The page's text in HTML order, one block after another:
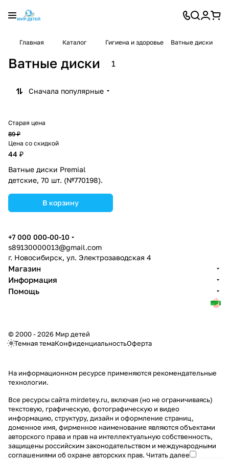
Главная Каталог Гигиена и здоровье Ватные диски
Ватные диски 1
Сначала популярные
Старая цена
89 ₽
Цена со скидкой
44 ₽
Ватные диски Premial
детские, 70 шт. (№770198).
В корзину
+7 000 000-00-10
s89130000013@gmail.com
г. Новосибирск, ул. Электрозаводская 4
Магазин
Информация
Помощь
© 2000 - 2026 Мир детей
Темная темаКонфиденциальностьОферта
На информационном ресурсе применяются рекомендательные
технологии.
Все ресурсы сайта mirdetey.ru, включая (но не ограничиваясь)
текстовую, графическую, фотографическую и видео
информацию, структуру, дизайн и оформление страниц,
доменное имя, фирменное наименование являются объектами
авторского права и прав на интеллектуальную собственность,
защищены российским законодательством и международными
соглашениями об охране авторских прав. Читать далее